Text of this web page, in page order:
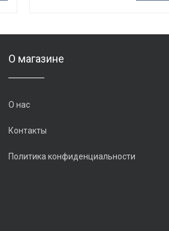
О магазине
О нас
Контакты
Политика конфиденциальности